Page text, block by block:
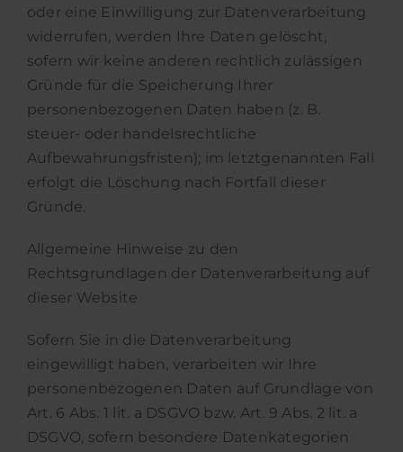
oder eine Einwilligung zur Datenverarbeitung
widerrufen, werden Ihre Daten gelöscht,
sofern wir keine anderen rechtlich zulässigen
Gründe für die Speicherung Ihrer
personenbezogenen Daten haben (z. B.
steuer- oder handelsrechtliche
Aufbewahrungsfristen); im letztgenannten Fall
erfolgt die Löschung nach Fortfall dieser
Gründe.
Allgemeine Hinweise zu den
Rechtsgrundlagen der Datenverarbeitung auf
dieser Website
Sofern Sie in die Datenverarbeitung
eingewilligt haben, verarbeiten wir Ihre
personenbezogenen Daten auf Grundlage von
Art. 6 Abs. 1 lit. a DSGVO bzw. Art. 9 Abs. 2 lit. a
DSGVO, sofern besondere Datenkategorien